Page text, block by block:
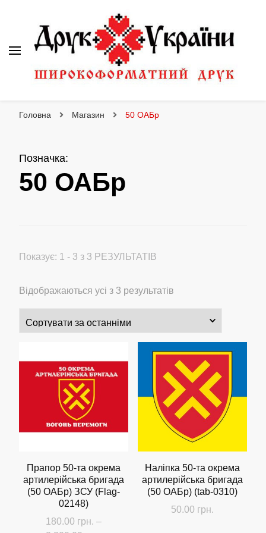
Головна Магазин 50 ОАБр
Позначка:
50 ОАБр
Показує: 1 - 3 з 3 РЕЗУЛЬТАТІВ
Відображаються усі з 3 результатів
за
останнім
Прапор 50-та окрема
артилерійська бригада
(50 ОАБр) ЗСУ (Flag-
02148)
180.00 грн. –
Наліпка 50-та окрема
артилерійська бригада
(50 ОАБр) (tab-0310)
50.00 грн.